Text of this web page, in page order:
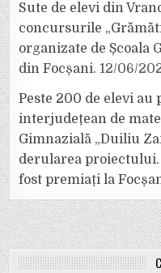
Sute de elevi din
concursurile
organizate de Școala
din Focșani. 12/06/
Peste 200 de elevi
interjudețean de
Gimnazială „Duiliu
derularea proiectului.
fost premiați la